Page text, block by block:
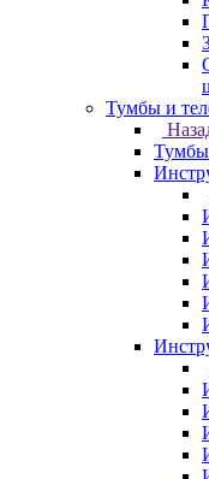
Тумбы и